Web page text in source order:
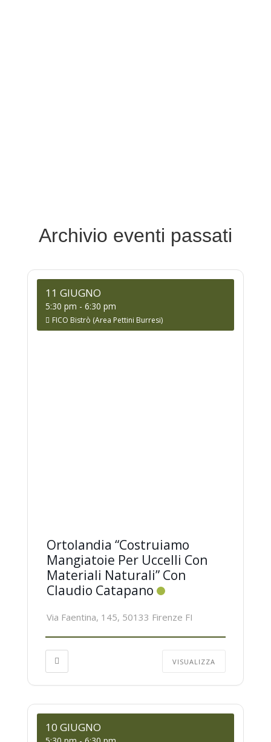
Archivio eventi passati
11 GIUGNO
5:30 pm - 6:30 pm
FICO Bistrò (Area Pettini Burresi)
Ortolandia “Costruiamo
Mangiatoie Per Uccelli Con
Materiali Naturali” Con
Claudio Catapano
Via Faentina, 145, 50133 Firenze FI
VISUALIZZA
10 GIUGNO